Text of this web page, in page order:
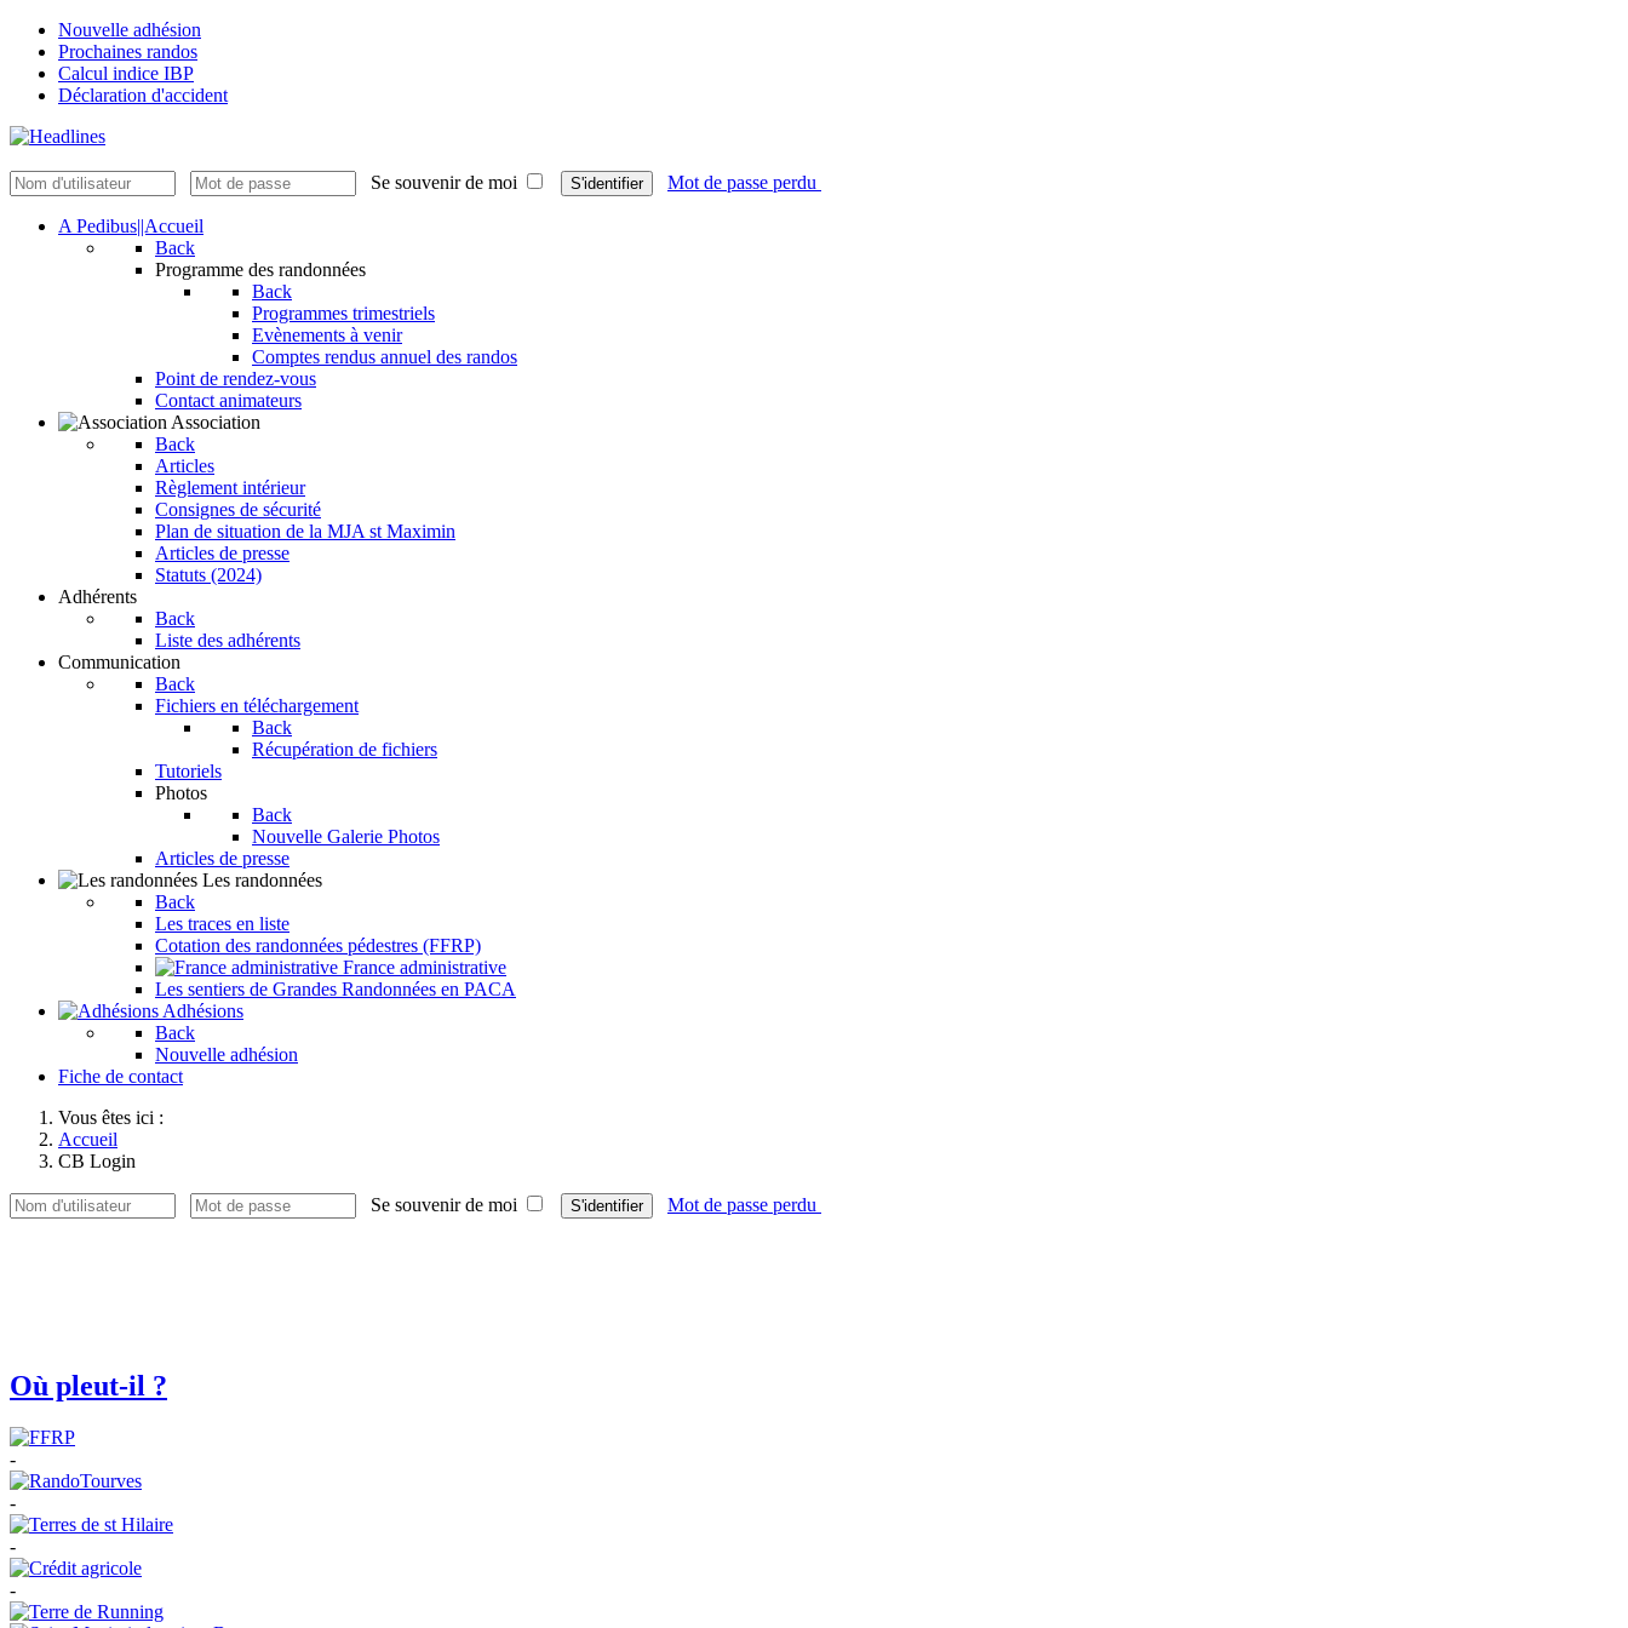
Nouvelle adhésion
Prochaines randos
Calcul indice IBP
Déclaration d'accident
Se souvenir de moi S'identifier Mot de passe perdu
A Pedibus||Accueil
Back
Programme des randonnées
Back
Programmes trimestriels
Evènements à venir
Comptes rendus annuel des randos
Point de rendez-vous
Contact animateurs
Association
Back
Articles
Règlement intérieur
Consignes de sécurité
Plan de situation de la MJA st Maximin
Articles de presse
Statuts (2024)
Adhérents
Back
Liste des adhérents
Communication
Back
Fichiers en téléchargement
Back
Récupération de fichiers
Tutoriels
Photos
Back
Nouvelle Galerie Photos
Articles de presse
Les randonnées
Back
Les traces en liste
Cotation des randonnées pédestres (FFRP)
France administrative
Les sentiers de Grandes Randonnées en PACA
Adhésions
Back
Nouvelle adhésion
Fiche de contact
Vous êtes ici :
Accueil
CB Login
Se souvenir de moi S'identifier Mot de passe perdu
Où pleut-il ?
-
-
-
-